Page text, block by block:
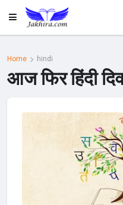
Home hindi
आज फिर हिंदी